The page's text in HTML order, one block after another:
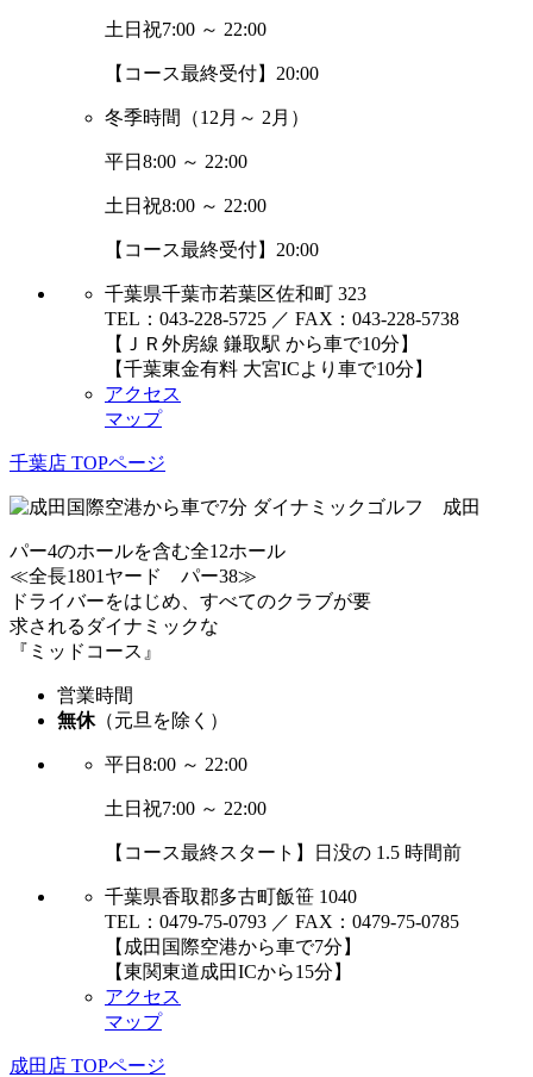
土日祝7:00 ～ 22:00
【コース最終受付】20:00
冬季時間 （12月～ 2月）
平日 8:00 ～ 22:00
土日祝8:00 ～ 22:00
【コース最終受付】20:00
千葉県千葉市若葉区佐和町 323
TEL：043-228-5725 ／ FAX：043-228-5738
【ＪＲ外房線 鎌取駅 から車で10分】
【千葉東金有料 大宮ICより車で10分】
アクセス
マップ
千葉店 TOPページ
パー4のホールを含む全12ホール
≪全長1801ヤード パー38≫
ドライバーをはじめ、すべてのクラブが要
求されるダイナミックな
『ミッドコース』
営業時間
無休（元旦を除く）
平日 8:00 ～ 22:00
土日祝7:00 ～ 22:00
【コース最終スタート】日没の 1.5 時間前
千葉県香取郡多古町飯笹 1040
TEL：0479-75-0793 ／ FAX：0479-75-0785
【成田国際空港から車で7分】
【東関東道成田ICから15分】
アクセス
マップ
成田店 TOPページ